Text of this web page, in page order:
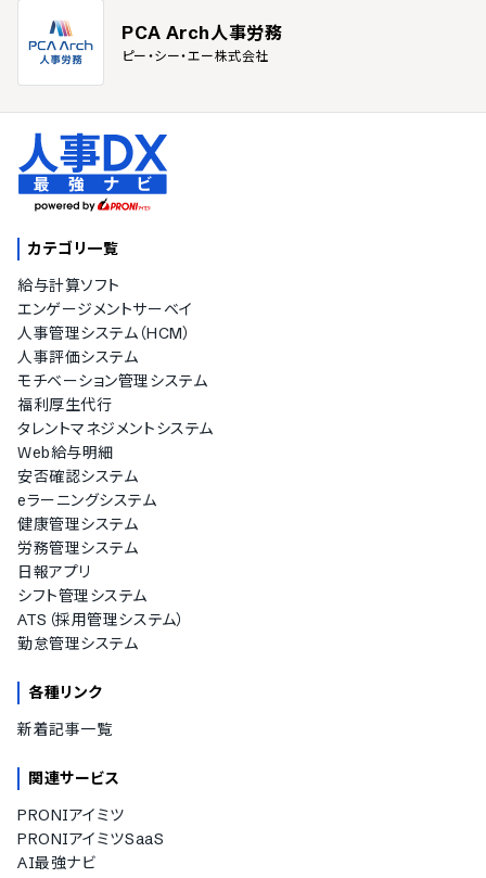
PCA Arch人事労務
ピー・シー・エー株式会社
カテゴリ一覧
給与計算ソフト
エンゲージメントサーベイ
人事管理システム（HCM）
人事評価システム
モチベーション管理システム
福利厚生代行
タレントマネジメントシステム
Web給与明細
安否確認システム
eラーニングシステム
健康管理システム
労務管理システム
日報アプリ
シフト管理システム
ATS（採用管理システム）
勤怠管理システム
各種リンク
新着記事一覧
関連サービス
PRONIアイミツ
PRONIアイミツSaaS
AI最強ナビ